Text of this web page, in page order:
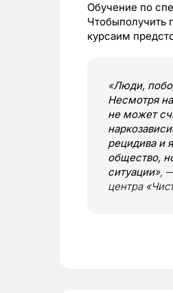
Обучение по
Чтобыполучить
курсаим
«Люди,
Несмотря
не может
рецидива и
общество,
ситуации»,
центра